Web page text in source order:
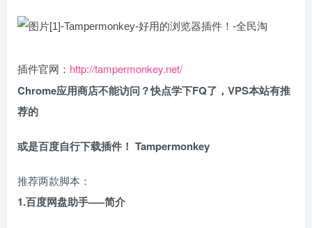
插件官网： http://tampermonkey.net/
Chrome应用商店不能访问？快点学下FQ了，VPS本站有推
荐的
或是百度自行下载插件！ Tampermonkey
推荐两款脚本：
1.百度网盘助手—–简介